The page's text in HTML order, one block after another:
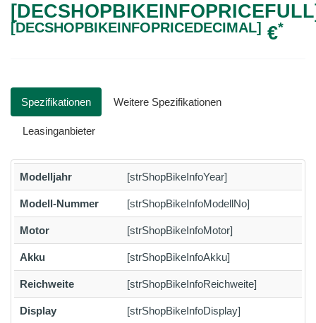
[DECSHOPBIKEINFOPRICEDECIMAL] €*
Spezifikationen Weitere Spezifikationen
Leasinganbieter
Modelljahr [strShopBikeInfoYear]
Modell-Nummer [strShopBikeInfoModellNo]
Motor [strShopBikeInfoMotor]
Akku [strShopBikeInfoAkku]
Reichweite [strShopBikeInfoReichweite]
Display [strShopBikeInfoDisplay]